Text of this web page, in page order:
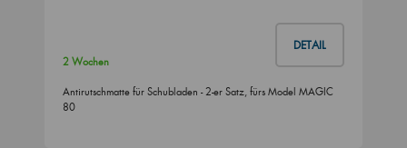
DETAIL
2 Wochen
Antirutschmatte für Schubladen - 2-er Satz, fürs Model MAGIC
80